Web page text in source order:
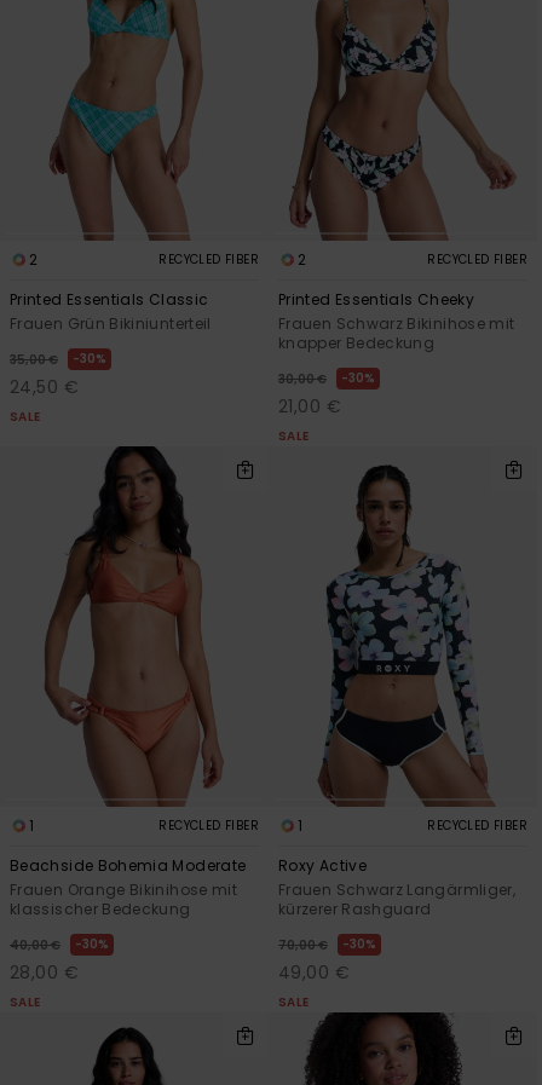
2 RECYCLED FIBER
Printed Essentials Classic
Frauen Grün Bikiniunterteil
35,00 € 30%
24,50 €
SALE
2 RECYCLED FIBER
Printed Essentials Cheeky
Frauen Schwarz Bikinihose mit
knapper Bedeckung
30,00 € 30%
21,00 €
SALE
1 RECYCLED FIBER
Beachside Bohemia Moderate
Frauen Orange Bikinihose mit
klassischer Bedeckung
40,00 € 30%
28,00 €
SALE
1 RECYCLED FIBER
Roxy Active
Frauen Schwarz Langärmliger,
kürzerer Rashguard
70,00 € 30%
49,00 €
SALE